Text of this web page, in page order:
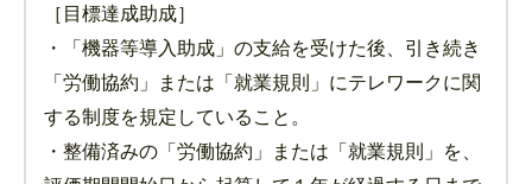
［目標達成助成］
・「機器等導入助成」の支給を受けた後、引き続き
「労働協約」または「就業規則」にテレワークに関
する制度を規定していること。
・整備済みの「労働協約」または「就業規則」を、